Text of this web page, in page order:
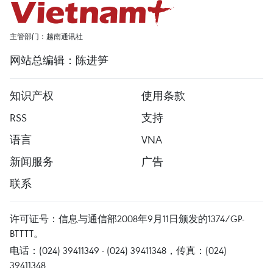
主管部门：越南通讯社
网站总编辑：陈进笋
知识产权
使用条款
RSS
支持
语言
VNA
新闻服务
广告
联系
许可证号：信息与通信部2008年9月11日颁发的1374/GP-
BTTTT。
电话：(024) 39411349 - (024) 39411348，传真：(024)
39411348